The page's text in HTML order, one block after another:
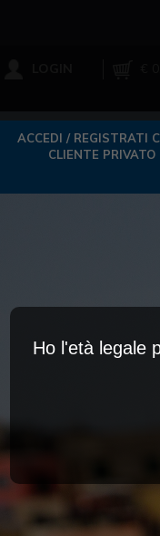
ACCEDI / REGISTRATI
CLIENTE PRIVATO
Ho l'età legale